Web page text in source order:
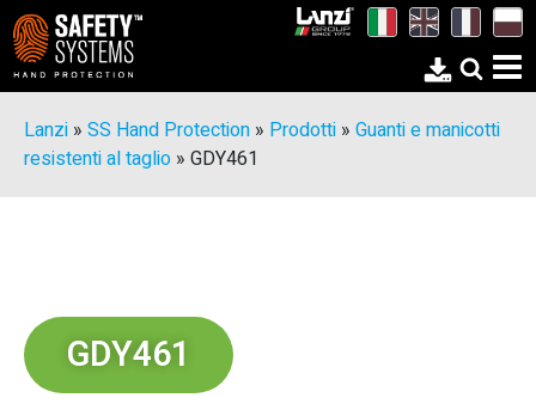
Lanzi » SS Hand Protection » Prodotti » Guanti e manicotti
resistenti al taglio » GDY461
GDY461